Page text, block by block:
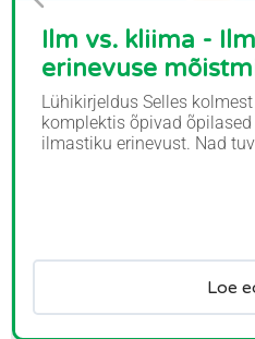
Ilm vs. kliima -
erinevuse
Lühikirjeldus Selles
komplektis õpivad
ilmastiku erinevust. Nad
Loe